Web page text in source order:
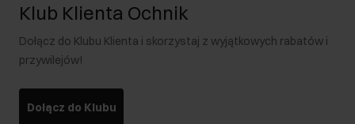
Klub Klienta Ochnik
Dołącz do Klubu Klienta i skorzystaj z wyjątkowych rabatów i
przywilejów!
Dołącz do Klubu